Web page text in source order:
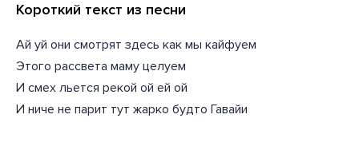
Короткий текст из песни
Ай уй они смотрят здесь как мы кайфуем
Этого рассвета маму целуем
И смех льется рекой ой ей ой
И ниче не парит тут жарко будто Гавайи